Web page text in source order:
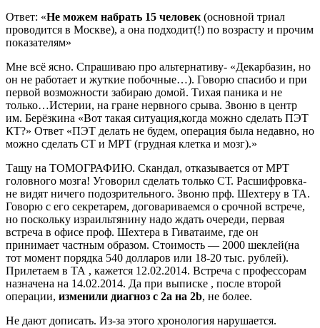
Ответ: «Не можем набрать 15 человек (основной триал
проводится в Москве), а она подходит(!) по возрасту и прочим
показателям»
Мне всё ясно. Спрашиваю про альтернативу- «Декарбазин, но
он не работает и жуткие побочные…). Говорю спасибо и при
первой возможности забираю домой. Тихая паника и не
только…Истерии, на гране нервного срыва. Звоню в центр
им. Берёзкина «Вот такая ситуация,когда можно сделать ПЭТ
КТ?» Ответ «ПЭТ делать не будем, операция была недавно, но
можно сделать СТ и МРТ (грудная клетка и мозг).»
Тащу на ТОМОГРАФИЮ. Скандал, отказывается от МРТ
головного мозга! Уговорил сделать только СТ. Расшифровка-
не видят ничего подозрительного. Звоню прф. Шехтеру в ТА.
Говорю с его секретарем, договариваемся о срочной встрече,
но поскольку израильтянину надо ждать очереди, первая
встреча в офисе проф. Шехтера в Гиватаиме, где он
принимает частным образом. Стоимость — 2000 шеклей(на
тот момент порядка 540 долларов или 18-20 тыс. рублей).
Прилетаем в ТА , кажется 12.02.2014. Встреча с профессорам
назначена на 14.02.2014. Да при выписке , после второй
операции, изменили диагноз с 2a на 2b, не более.
Не дают дописать. Из-за этого хронология нарушается.